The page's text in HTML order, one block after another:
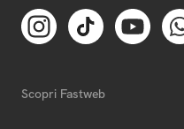
Scopri Fastweb